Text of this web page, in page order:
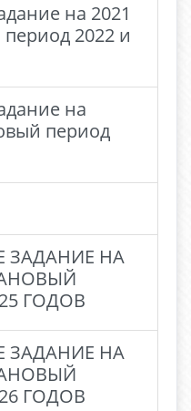
на 2021
2022 и
на
период
НА
ГОДОВ
НА
ГОДОВ